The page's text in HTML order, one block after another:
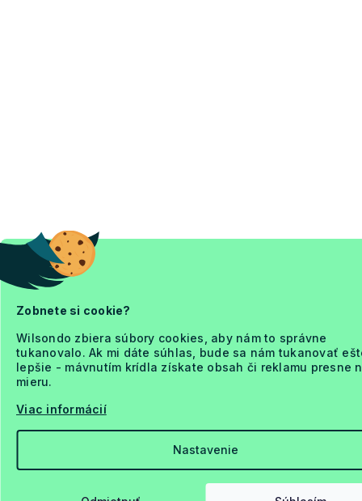
Zobnete si cookie?
Wilsondo zbiera súbory cookies, aby nám to správne
tukanovalo. Ak mi dáte súhlas, bude sa nám tukanovať
lepšie - mávnutím krídla získate obsah či reklamu presne
mieru.
Viac informácií
Nastavenie